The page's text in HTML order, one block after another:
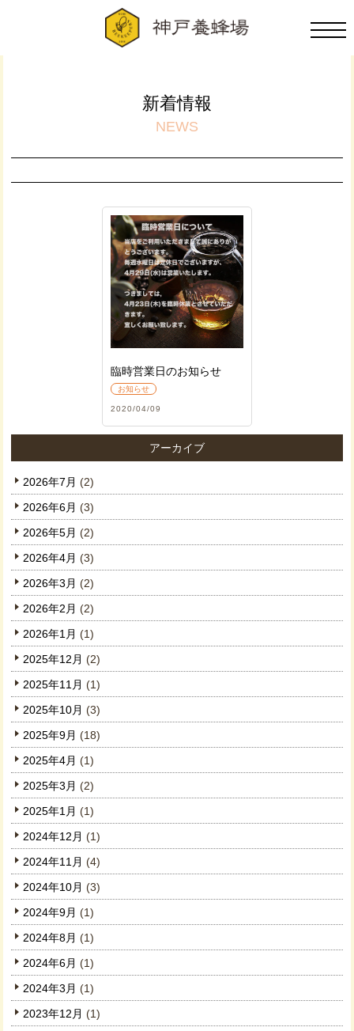
新着情報
NEWS
臨時営業日のお知らせ
お知らせ
2020/04/09
アーカイブ
2026年7月 (2)
2026年6月 (3)
2026年5月 (2)
2026年4月 (3)
2026年3月 (2)
2026年2月 (2)
2026年1月 (1)
2025年12月 (2)
2025年11月 (1)
2025年10月 (3)
2025年9月 (18)
2025年4月 (1)
2025年3月 (2)
2025年1月 (1)
2024年12月 (1)
2024年11月 (4)
2024年10月 (3)
2024年9月 (1)
2024年8月 (1)
2024年6月 (1)
2024年3月 (1)
2023年12月 (1)